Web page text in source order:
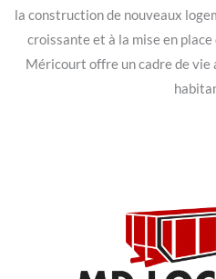
la construction de nouveaux
croissante et à la mise en
Méricourt offre un cadre de vie